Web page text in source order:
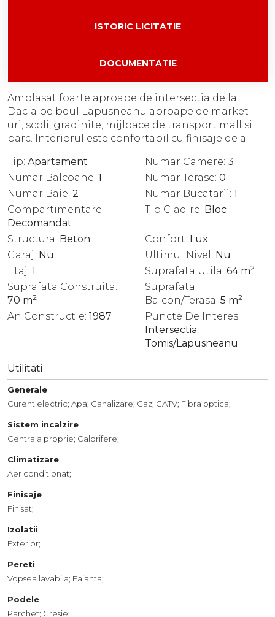
ISTORIC LICITATIE
DOCUMENTATIE
Amplasat foarte aproape de intersectia de la
Dacia pe bdul Lapusneanu aproape de market-
uri, scoli, gradinite, mijloace de transport mall si
parc. Interiorul este confortabil cu finisaje de a
Tip: Apartament Numar Camere: 3
Numar Balcoane: 1 Numar Terase: 0
Numar Baie: 2 Numar Bucatarii: 1
Compartimentare:
Decomandat
Tip Cladire: Bloc
Structura: Beton Confort: Lux
Garaj: Nu Ultimul Nivel: Nu
Etaj: 1 Suprafata Utila: 64 m2
Suprafata Construita:
70 m2
Suprafata
Balcon/terasa: 5 m2
An Constructie: 1987
Puncte De Interes:
Intersectia
Tomis/Lapusneanu
Utilitati
Generale
Curent electric; Apa; Canalizare; Gaz; CATV; Fibra optica;
Sistem incalzire
Centrala proprie; Calorifere;
Climatizare
Aer conditionat;
Finisaje
Finisat;
Izolatii
Exterior;
Pereti
Vopsea lavabila; Faianta;
Podele
Parchet; Gresie;